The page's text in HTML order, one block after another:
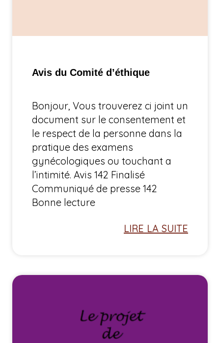
Avis du Comité d’éthique
Bonjour, Vous trouverez ci joint un
document sur le consentement et
le respect de la personne dans la
pratique des examens
gynécologiques ou touchant a
l’intimité. Avis 142 Finalisé
Communiqué de presse 142
Bonne lecture
LIRE LA SUITE